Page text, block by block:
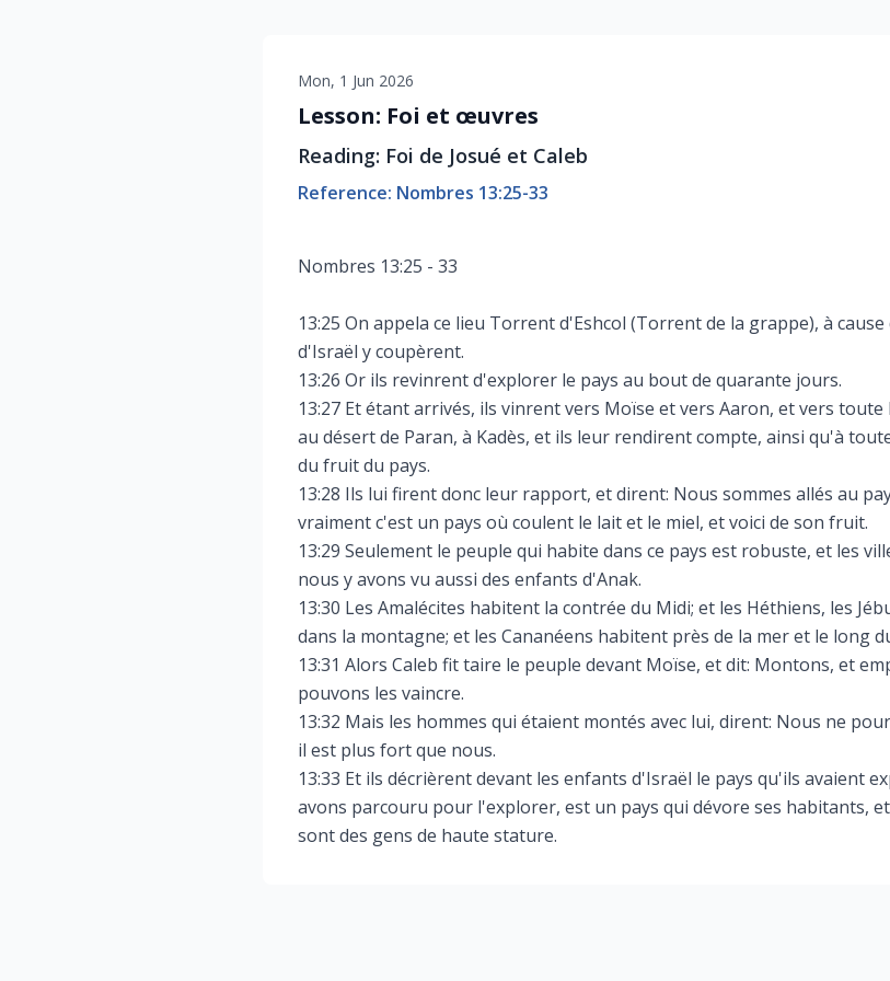
Mon, 1 Jun 2026
Lesson: Foi et œuvres
Reading: Foi de Josué et Caleb
Reference: Nombres 13:25-33
Nombres 13:25 - 33
13:25 On appela ce lieu Torrent d'Eshcol (Torrent de la grappe), à
d'Israël y coupèrent.
13:26 Or ils revinrent d'explorer le pays au bout de quarante jours.
13:27 Et étant arrivés, ils vinrent vers Moïse et vers Aaron, et vers
au désert de Paran, à Kadès, et ils leur rendirent compte, ainsi qu'à
du fruit du pays.
13:28 Ils lui firent donc leur rapport, et dirent: Nous sommes allés au
vraiment c'est un pays où coulent le lait et le miel, et voici de son fruit.
13:29 Seulement le peuple qui habite dans ce pays est robuste, et les
nous y avons vu aussi des enfants d'Anak.
13:30 Les Amalécites habitent la contrée du Midi; et les Héthiens, les
dans la montagne; et les Cananéens habitent près de la mer et le long
13:31 Alors Caleb fit taire le peuple devant Moïse, et dit: Montons, et
pouvons les vaincre.
13:32 Mais les hommes qui étaient montés avec lui, dirent: Nous ne
il est plus fort que nous.
13:33 Et ils décrièrent devant les enfants d'Israël le pays qu'ils avaient
avons parcouru pour l'explorer, est un pays qui dévore ses habitants,
sont des gens de haute stature.